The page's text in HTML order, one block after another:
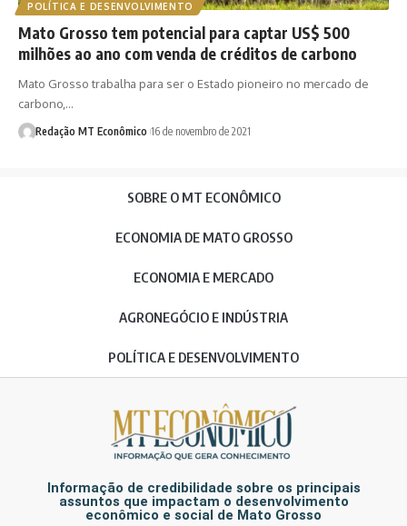
POLÍTICA E DESENVOLVIMENTO
Mato Grosso tem potencial para captar US$ 500
milhões ao ano com venda de créditos de carbono
Mato Grosso trabalha para ser o Estado pioneiro no mercado de
carbono,…
Redação MT Econômico 16 de novembro de 2021
SOBRE O MT ECONÔMICO
ECONOMIA DE MATO GROSSO
ECONOMIA E MERCADO
AGRONEGÓCIO E INDÚSTRIA
POLÍTICA E DESENVOLVIMENTO
Informação de credibilidade sobre os principais
assuntos que impactam o desenvolvimento
econômico e social de Mato Grosso